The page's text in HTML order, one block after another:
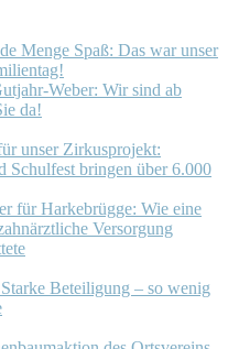
Menge Spaß: Das war unser
Weber: Wir sind ab
da!
unser Zirkusprojekt:
Schulfest bringen über 6.000
für Harkebrügge: Wie eine
Versorgung
Beteiligung – so wenig